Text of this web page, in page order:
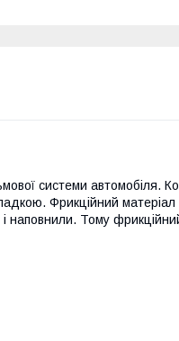
системи автомобіля.
Фрикційний матеріал
і наповнили. Тому